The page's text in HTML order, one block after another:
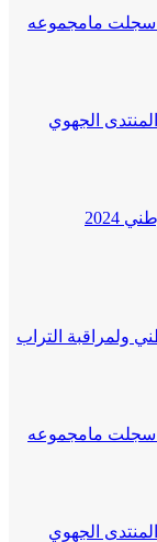
سجلت مامجموعه
الجهوي
2024
ولمراقبة التراب
سجلت مامجموعه
الجهوي